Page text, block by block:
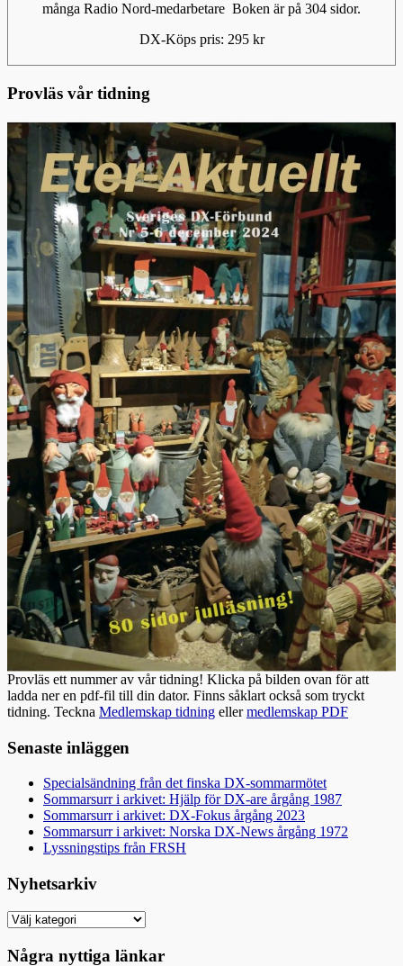
många Radio Nord-medarbetare Boken är på 304 sidor.
DX-Köps pris: 295 kr
Provläs vår tidning
Provläs ett nummer av vår tidning! Klicka på bilden ovan för att
ladda ner en pdf-fil till din dator. Finns såklart också som tryckt
tidning. Teckna Medlemskap tidning ellermedlemskap PDF
Senaste inläggen
Specialsändning från det finska DX-sommarmötet
Sommarsurr i arkivet: Hjälp för DX-are årgång 1987
Sommarsurr i arkivet: DX-Fokus årgång 2023
Sommarsurr i arkivet: Norska DX-News årgång 1972
Lyssningstips från FRSH
Nyhetsarkiv
Nyhetsarkiv
Några nyttiga länkar